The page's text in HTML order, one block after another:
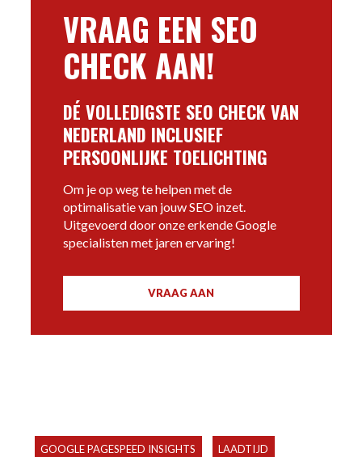
VRAAG EEN SEO
CHECK AAN!
DÉ VOLLEDIGSTE SEO CHECK VAN
NEDERLAND INCLUSIEF
PERSOONLIJKE TOELICHTING
Om je op weg te helpen met de
optimalisatie van jouw SEO inzet.
Uitgevoerd door onze erkende Google
specialisten met jaren ervaring!
VRAAG AAN
GOOGLE PAGESPEED INSIGHTS LAADTIJD